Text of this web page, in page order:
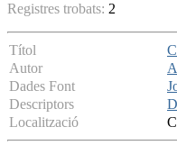
Registres trobats: 2
Títol
Autor
Dades Font
Descriptors
Localització